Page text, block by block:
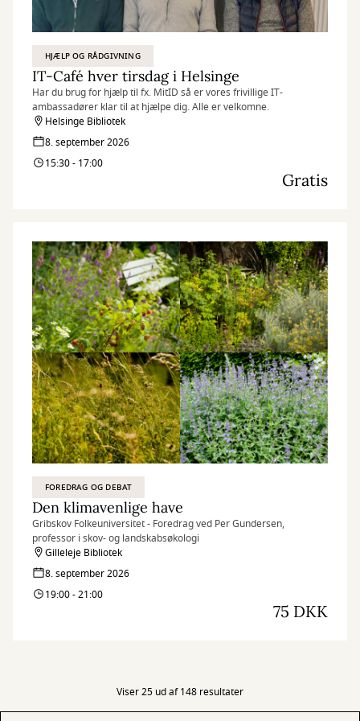
HJÆLP OG RÅDGIVNING
IT-Café hver tirsdag i Helsinge
Har du brug for hjælp til fx. MitID så er vores frivillige IT-
ambassadører klar til at hjælpe dig. Alle er velkomne.
Helsinge Bibliotek
8. september 2026
15:30 - 17:00
Gratis
FOREDRAG OG DEBAT
Den klimavenlige have
Gribskov Folkeuniversitet - Foredrag ved Per Gundersen,
professor i skov- og landskabsøkologi
Gilleleje Bibliotek
8. september 2026
19:00 - 21:00
75 DKK
Viser 25 ud af 148 resultater